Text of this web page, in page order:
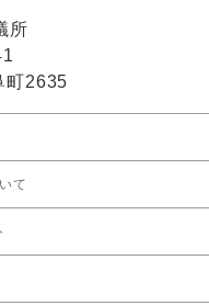
所
町2635
て